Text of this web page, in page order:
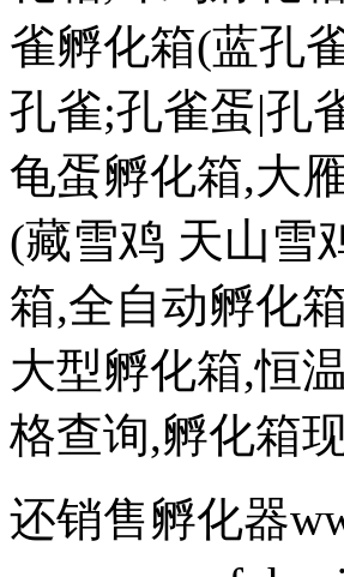
雀孵化箱(蓝孔
孔雀;孔雀蛋|孔
龟蛋孵化箱,大
(藏雪鸡 天山雪
箱,全自动孵化
大型孵化箱,恒
格查询,孵化箱
还销售孵化器